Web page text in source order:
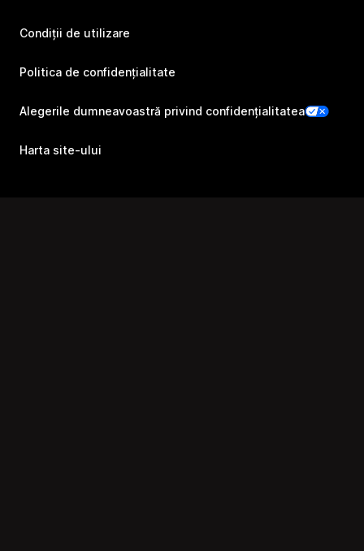
Condiții de utilizare
Politica de confidențialitate
Alegerile dumneavoastră privind confidențialitatea
Harta site-ului